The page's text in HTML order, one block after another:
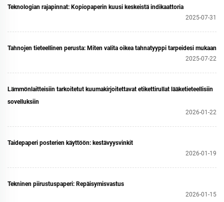
Teknologian rajapinnat: Kopiopaperin kuusi keskeistä indikaattoria
2025-07-31
Tahnojen tieteellinen perusta: Miten valita oikea tahnatyyppi tarpeidesi mukaan
2025-07-22
Lämmönlaitteisiin tarkoitetut kuumakirjoitettavat etikettirullat lääketieteellisiin
sovelluksiin
2026-01-22
Taidepaperi posterien käyttöön: kestävyysvinkit
2026-01-19
Tekninen piirustuspaperi: Repäisymisvastus
2026-01-15